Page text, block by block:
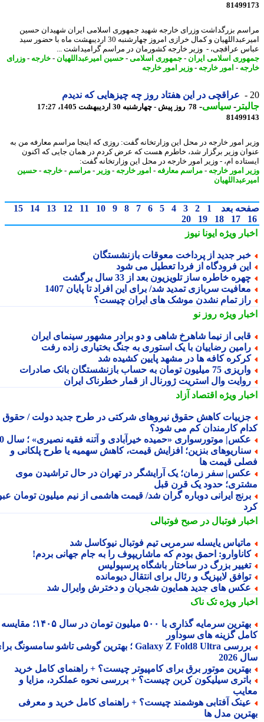
بزرگداشت وزرای خارجه شهید جمهوری اسلامی ایران شهیدان حسین
امیرعبداللهیان و کمال خرازی امروز چهارشنبه 30 اردیبهشت ماه با حضور سید
عراقچی، - وزیر خارجه کشورمان در مراسم گرامیداشت ...
اسلامی ایران - جمهوری اسلامی-حسین امیرعبداللهیان-خارجه-وزرای
-امور خارجه-وزیر امور خارجه
عراقچی در این هفتاد روز چه چیزهایی که ندیدم
-سیاسی-78 روز پیش - چهارشنبه 30 اردیبهشت 1405، 17:27
امور خارجه در محل این وزارتخانه گفت: روزی که اینجا مراسم معارفه من به
وزیر برگزار شد، خاطرم هست که عرض کردم در همان جایی که اکنون
ام، - وزیر امور خارجه در محل این وزارتخانه گفت:
امور خارجه-مراسم معارفه- امور خارجه-وزیر - مراسم -خارجه-حسین
بعد 1
2
3
4
5
6
7
8
9
10
11
12
13
14
15
17
18
19
20
ویژهایونا نیوز
جدید از پرداخت معوقات بازنشستگان
فرودگاه از فردا تعطیل می شود
خاطره ساز تلویزیون بعد از 33 سال برگشت
سربازی تمدید شد/ برای این افراد تا پایان 1407
تمام نشدن موشک های ایران چیست؟
ویژهروز نو
از نیما شاهرخ شاهی و دو برادر مشهور سینمای ایران
رضاییان با یک استوری به جنگ بختیاری زاده رفت
کافه ها در مشهد پایین کشیده شد
75 میلیون تومان به حساب بازنشستگان بانک صادرات
وال استریت ژورنال از قمار خطرناک ایران
ویژهاقتصاد آزاد
کاهش حقوق نیروهای شرکتی در طرح جدید دولت / حقوق
کارمندان کم می شود؟
موتورسواری «حمیده خیرآبادی و آتنه فقیه نصیری» ؛ سال 70
بنزین؛ افزایش قیمت، کاهش سهمیه یا طرح پلکانی و
قیمت ها
سفر زمان؛ یک آرایشگر در تهران در حال تراشیدن موی
حدود یک قرن قبل
ایرانی دوباره گران شد/ قیمت هاشمی از نیم میلیون تومان عبور
فوتبال در صبح فوتبالی
یایسله سرمربی تیم فوتبال نیوکاسل شد
احمق بودم که ماشاریپوف را به جام جهانی بردم!
بزرگ در ساختار باشگاه پرسپولیس
لایپزیگ و رئال برای انتقال دیومانده
های جدید همایون شجریان و دخترش وایرال شد
ویژهتک ناک
بهترین سرمایه گذاری با ۵۰۰ میلیون تومان در سال ۱۴۰۵؛ مقایسه
گزینه های سودآور
بررسی Galaxy Z Fold8 Ultra ؛ بهترین گوشی تاشو سامسونگ برای
2026
موتور برق برای کامپیوتر چیست؟ + راهنمای کامل خرید
سیلیکون کربن چیست؟ + بررسی نحوه عملکرد، مزایا و
آفتابی هوشمند چیست؟ + راهنمای کامل خرید و معرفی
مدل ها